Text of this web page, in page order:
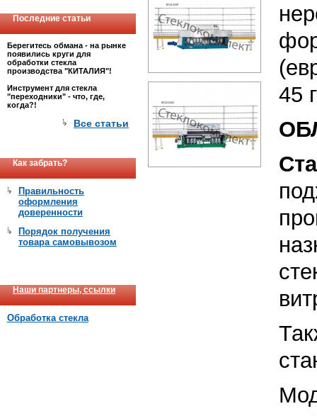
Последние статьи
Берегитесь обмана - на рынке
появились круги для
обработки стекла
производства "КИТАЛИЯ"!
Инструмент для стекла
"переходники" - что, где,
когда?!
Все статьи
Как забрать?
Правильность
оформления
доверенности
Порядок получения
товара самовывозом
Наши партнеры, ссылки
Обработка стекла
45